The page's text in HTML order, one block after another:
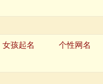
女孩起名
个性网名